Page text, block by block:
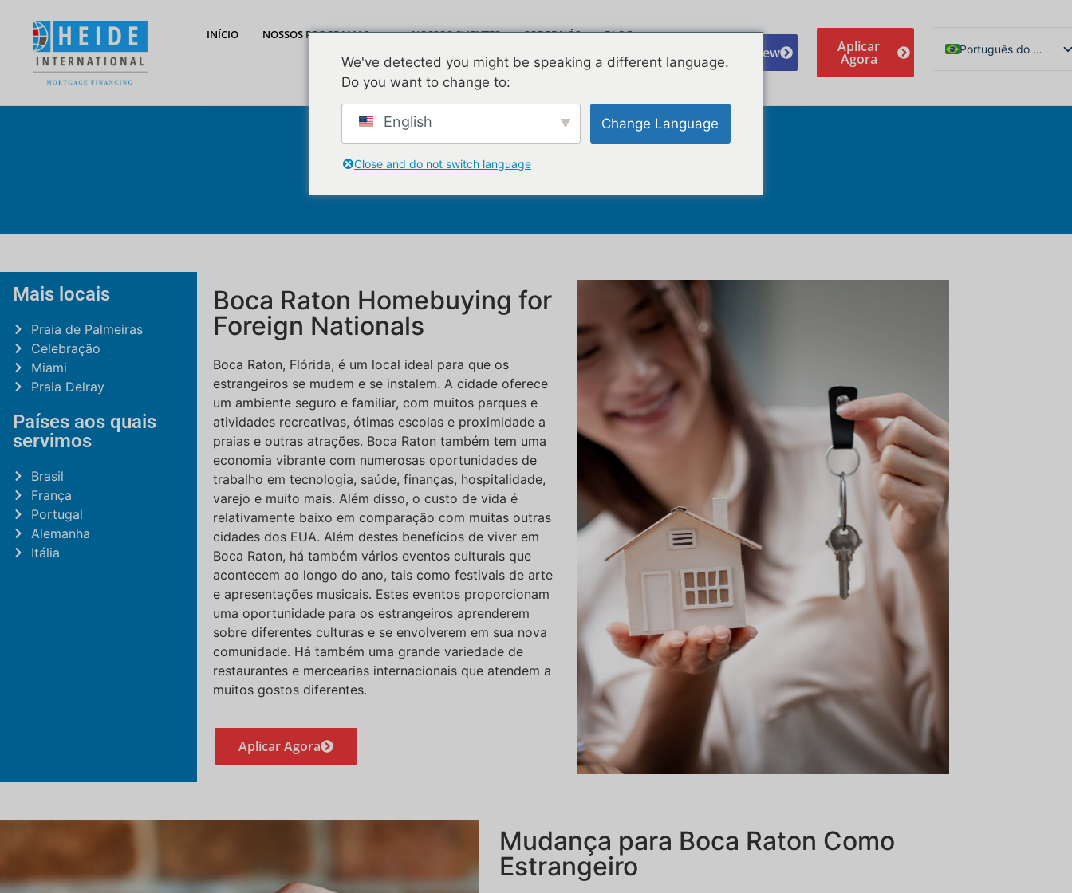
conteúdo
INÍCIO NOSSOS PROGRAMAS NOSSOS CLIENTES SOBRE NÓS BLOG
VÍDEOS CONTATE-NOS
Leave A Review Aplicar
Agora
Português do Brasil
Svenska
Boca Raton
Mais locais
Praia de Palmeiras
Celebração
Miami
Praia Delray
Países aos quais
servimos
Brasil
França
Portugal
Alemanha
Itália
Boca Raton Homebuying for
Foreign Nationals
Boca Raton, Flórida, é um local ideal para que os
estrangeiros se mudem e se instalem. A cidade oferece
um ambiente seguro e familiar, com muitos parques e
atividades recreativas, ótimas escolas e proximidade a
praias e outras atrações. Boca Raton também tem uma
economia vibrante com numerosas oportunidades de
trabalho em tecnologia, saúde, finanças, hospitalidade,
varejo e muito mais. Além disso, o custo de vida é
relativamente baixo em comparação com muitas outras
cidades dos EUA. Além destes benefícios de viver em
Boca Raton, há também vários eventos culturais que
acontecem ao longo do ano, tais como festivais de arte
e apresentações musicais. Estes eventos proporcionam
uma oportunidade para os estrangeiros aprenderem
sobre diferentes culturas e se envolverem em sua nova
comunidade. Há também uma grande variedade de
restaurantes e mercearias internacionais que atendem a
muitos gostos diferentes.
Aplicar Agora
Mudança para Boca Raton Como
Estrangeiro
We've detected you might be speaking a different language.
Do you want to change to:
English Change Language
Close and do not switch language